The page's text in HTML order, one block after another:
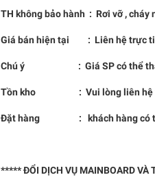
TH không bảo hành : Rơi vỡ , cháy
Giá bán hiện tại : Liên hệ trực
Chú ý : Giá SP có thể thay đổi
Tồn kho : Vui lòng liên hệ trực
Đặt hàng : khách hàng có thắc
***** ĐỔI DỊCH VỤ MAINBOARD VÀ